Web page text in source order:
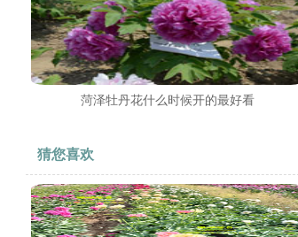
菏泽牡丹花什么时候开的最好看
猜您喜欢